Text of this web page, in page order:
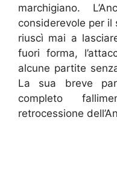
marchigiano.
considerevole per il
riuscì mai a
fuori forma,
alcune partite
La sua breve
completo
retrocessione